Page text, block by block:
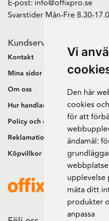
Vi
Den här
cookies
för att
ändamål:
upplevelse
mäta ditt
produkter
anpassa
E-post: info@offixpro.se
Svarstider Mån-Fre 8.30-
Kundservice
Kontakt
Mina sidor
Om oss
Hur handlar jag?
Policy och cookies
Reklamation och retur
Köpvillkor